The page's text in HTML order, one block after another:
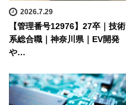
2026.7.29
【管理番号12976】27卒｜技術
系総合職｜神奈川県｜EV開発
や…